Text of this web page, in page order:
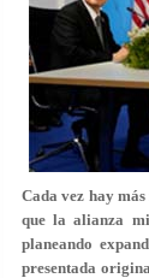
Cada vez hay
que la alianza
planeando
presentada